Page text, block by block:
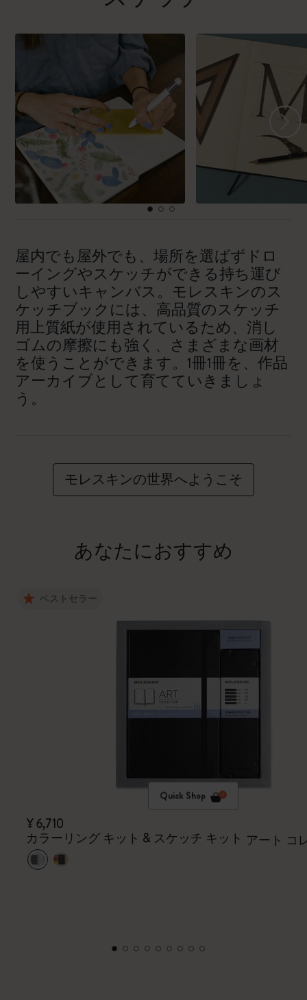
屋内でも屋外でも、場所を選ばずドロ
ーイングやスケッチができる持ち運び
しやすいキャンバス。モレスキンのス
ケッチブックには、高品質のスケッチ
用上質紙が使用されているため、消し
ゴムの摩擦にも強く、さまざまな画材
を使うことができます。1冊1冊を、作品
アーカイブとして育てていきましょ
う。
モレスキンの世界へようこそ
あなたにおすすめ
ベストセラー
Quick Shop
¥ 6,710
カラーリング キット & スケッチ キット アート コ